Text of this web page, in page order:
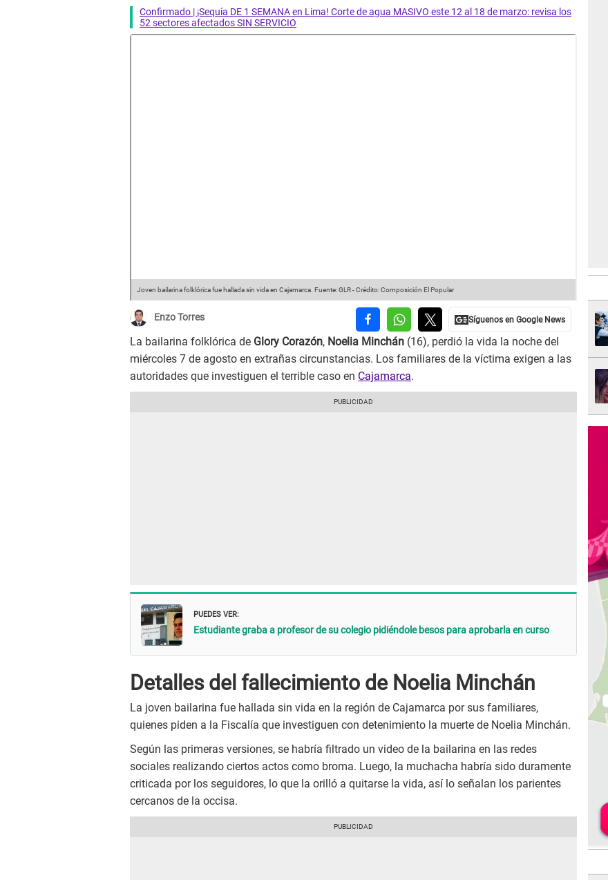
Confirmado | ¡Sequía DE 1 SEMANA en Lima! Corte de agua MASIVO este 12 al 18 de marzo: revisa los
52 sectores afectados SIN SERVICIO
Joven bailarina folklórica fue hallada sin vida en Cajamarca. Fuente: GLR-Crédito: Composición El Popular
Enzo Torres
La bailarina folklórica de Glory Corazón, Noelia Minchán (16), perdió la vida la noche del
miércoles 7 de agosto en extrañas circunstancias. Los familiares de la víctima exigen a las
autoridades que investiguen el terrible caso en Cajamarca.
PUEDES VER:
Estudiante graba a profesor de su colegio pidiéndole besos para aprobarla en curso
Detalles del fallecimiento de Noelia Minchán
La joven bailarina fue hallada sin vida en la región de Cajamarca por sus familiares,
quienes piden a la Fiscalía que investiguen con detenimiento la muerte de Noelia Minchán.
Según las primeras versiones, se habría filtrado un video de la bailarina en las redes
sociales realizando ciertos actos como broma. Luego, la muchacha habría sido duramente
criticada por los seguidores, lo que la orilló a quitarse la vida, así lo señalan los parientes
cercanos de la occisa.